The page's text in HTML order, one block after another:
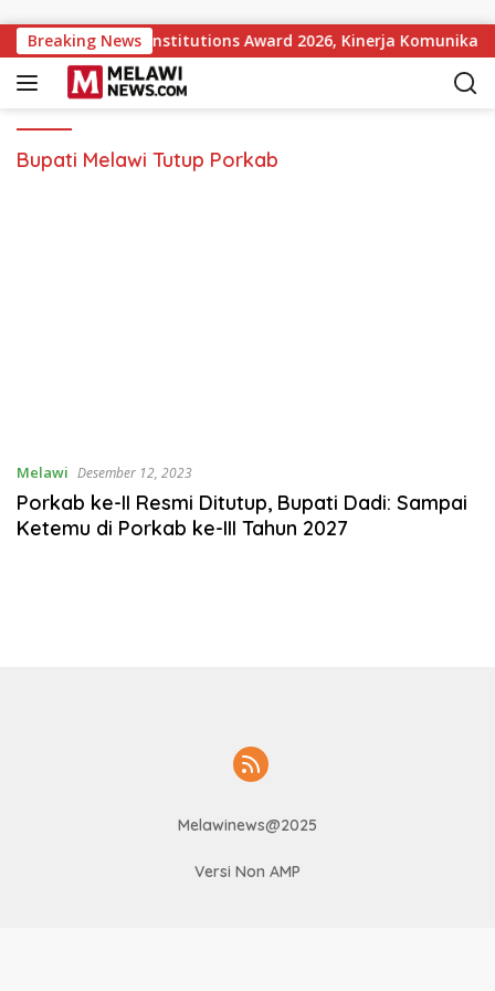
Breaking News
Government Institutions Award 2026, Kinerja Komunikasi
Bupati Melawi Tutup Porkab
Melawi Desember 12, 2023
Porkab ke-II Resmi Ditutup, Bupati Dadi: Sampai
Ketemu di Porkab ke-III Tahun 2027
Melawinews@2025
Versi Non AMP